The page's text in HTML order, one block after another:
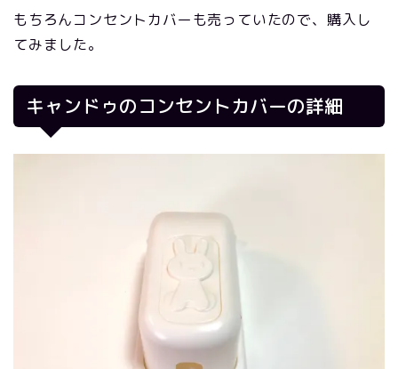
もちろんコンセントカバーも売っていたので、購入し
てみました。
キャンドゥのコンセントカバーの詳細